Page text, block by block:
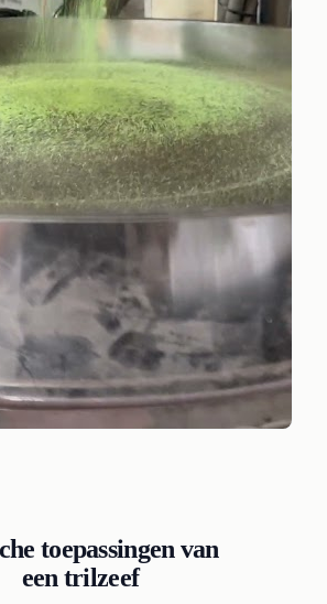
toepassingen van
een trilzeef